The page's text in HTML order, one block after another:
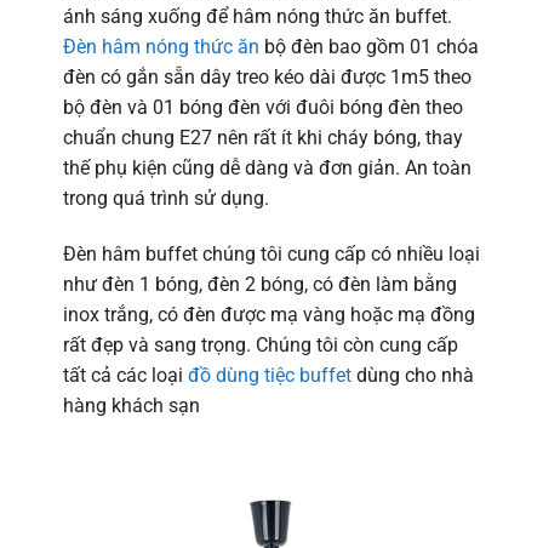
ánh sáng xuống để hâm nóng thức ăn buffet.
Đèn hâm nóng thức ăn bộ đèn bao gồm 01 chóa
đèn có gắn sẵn dây treo kéo dài được 1m5 theo
bộ đèn và 01 bóng đèn với đuôi bóng đèn theo
chuẩn chung E27 nên rất ít khi cháy bóng, thay
thế phụ kiện cũng dễ dàng và đơn giản. An toàn
trong quá trình sử dụng.
Đèn hâm buffet chúng tôi cung cấp có nhiều loại
như đèn 1 bóng, đèn 2 bóng, có đèn làm bằng
inox trắng, có đèn được mạ vàng hoặc mạ đồng
rất đẹp và sang trọng. Chúng tôi còn cung cấp
tất cả các loại đồ dùng tiệc buffetdùng cho nhà
hàng khách sạn